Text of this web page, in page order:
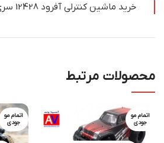
خرید ماشین کنترلی آفرود 12428 سری جدید 2021
محصولات مرتبط
اتمام مو
جودی
اتمام مو
جودی